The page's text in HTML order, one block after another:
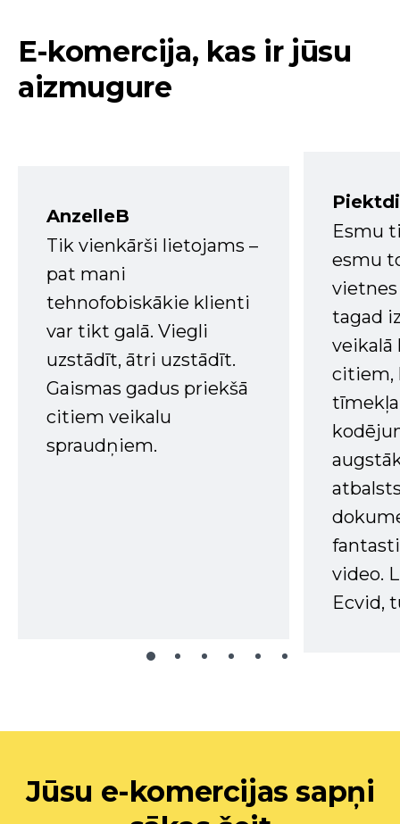
E-komercija, kas ir jūsu
aizmugure
AnzelleB
Tik vienkārši lietojams –
pat mani
tehnofobiskākie klienti
var tikt galā. Viegli
uzstādīt, ātri uzstādīt.
Gaismas gadus priekšā
citiem veikalu
spraudņiem.
Esmu
esmu
tagad
veikalā
citiem,
tīmekļa
video.
Ecvid,
Jūsu e-komercijas sapņi